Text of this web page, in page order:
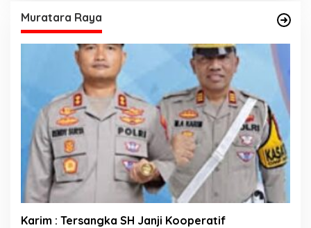
Muratara Raya
Karim : Tersangka SH Janji Kooperatif